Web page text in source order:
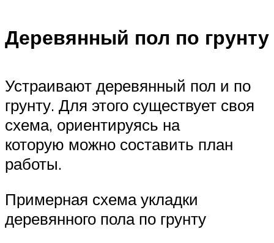
Деревянный пол по грунту
Устраивают деревянный пол и по
грунту. Для этого существует своя
схема, ориентируясь на
которую можно составить план
работы.
Примерная схема укладки
деревянного пола по грунту